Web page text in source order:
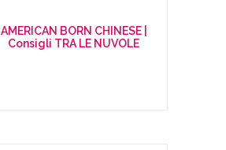
AMERICAN BORN CHINESE |
Consigli TRA LE NUVOLE